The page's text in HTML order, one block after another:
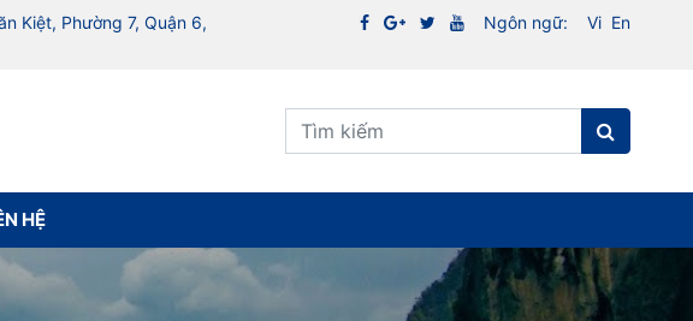
Kiệt, Phường 7, Quận 6,
Ngôn ngữ: Vi En
HỆ